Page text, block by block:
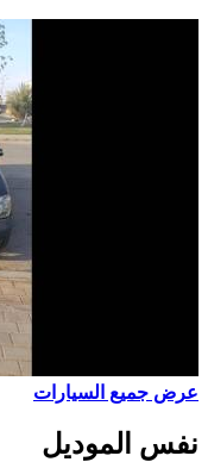
عرض جميع السيارات
نفس الموديل